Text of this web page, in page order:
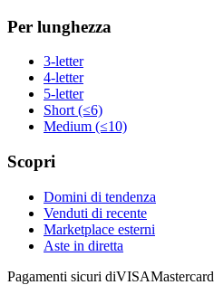
Per lunghezza
3-letter
4-letter
5-letter
Short (≤6)
Medium (≤10)
Scopri
Domini di tendenza
Venduti di recente
Marketplace esterni
Aste in diretta
Pagamenti sicuri diVISAMastercard